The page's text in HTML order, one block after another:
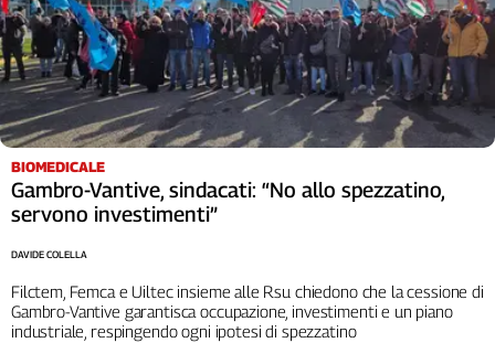
Girasoli
Il
Sassolino
Linea
Economica
Tech
It
Easy
Diffusa
InFlai
BIOMEDICALE
Gambro-Vantive, sindacati: “No allo spezzatino,
servono investimenti”
Filctem, Femca e Uiltec insieme alle Rsu chiedono che la cessione di
Gambro-Vantive garantisca occupazione, investimenti e un piano
industriale, respingendo ogni ipotesi di spezzatino
DAVIDE COLELLA